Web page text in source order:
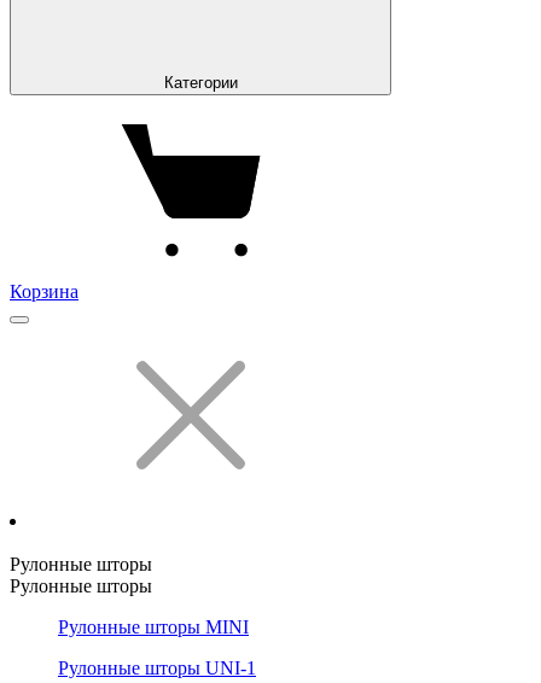
Категории
Корзина
Рулонные шторы
Рулонные шторы
Рулонные шторы MINI
Рулонные шторы UNI-1